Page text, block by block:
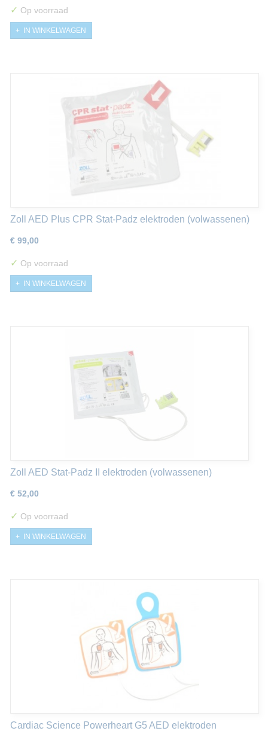
✓ Op voorraad
IN WINKELWAGEN
Zoll AED Plus CPR Stat-Padz elektroden (volwassenen)
€ 99,00
✓ Op voorraad
IN WINKELWAGEN
Zoll AED Stat-Padz II elektroden (volwassenen)
€ 52,00
✓ Op voorraad
IN WINKELWAGEN
Cardiac Science Powerheart G5 AED elektroden